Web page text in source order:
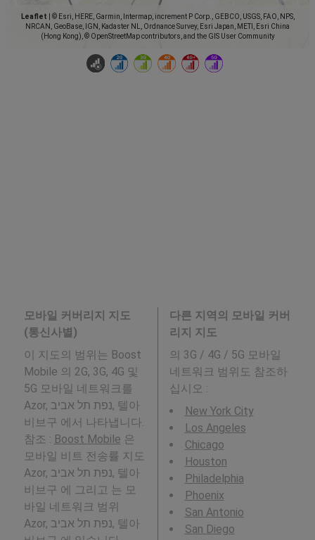
Leaflet
© Esri, HERE, Garmin, Intermap, increment P Corp., GEBCO, USGS, FAO, NPS,
NRCAN, GeoBase, IGN, Kadaster NL, Ordnance Survey, Esri Japan, METI, Esri China
(Hong Kong), © OpenStreetMap contributors, and the GIS User Community
모바일 커버리지 지도
(통신사별)
이 지도의 범위는 Boost
Mobile 의 2G, 3G, 4G 및
5G 모바일 네트워크를
Azor, נפת תל אביב, 텔아
비브구 에서 나타냅니다.
참조 : Boost Mobile 은
모바일 비트 전송률 지도
Azor, נפת תל אביב, 텔아
비브구 에 그리고 는 모
바일 네트워크 범위
Azor, נפת תל אביב, 텔아
다른 지역의 모바일 커버
리지 지도
의 3G / 4G / 5G 모바일
네트워크 범위도 참조하
십시오 :
New York City
Los Angeles
Chicago
Houston
Philadelphia
Phoenix
San Antonio
San Diego